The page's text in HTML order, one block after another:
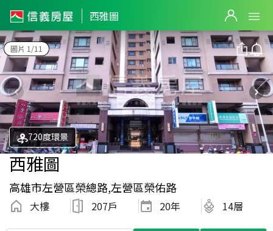
西雅圖
圖片 1/11
720度環景
西雅圖
高雄市左營區榮總路,左營區榮佑路
大樓 207戶 20年 14層